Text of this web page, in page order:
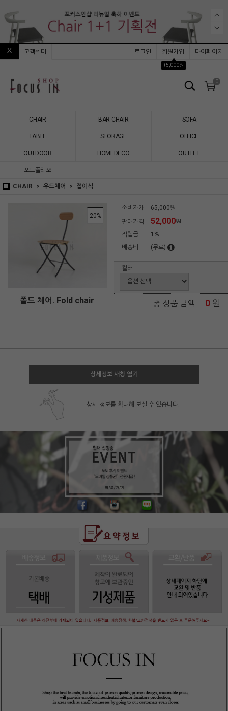
고객센터 로그인
회원가입
▲
+5,000원
마이페이지
0
CHAIR BAR CHAIR SOFA
TABLE STORAGE OFFICE
OUTDOOR HOMEDECO OUTLET
포트폴리오
CHAIR 우드체어 접이식
20%
폴드 체어. Fold chair
소비자가
65,000원
판매가격
52,000원
적립금
1%
배송비
(무료)
컬러
총 상품 금액 0 원
상세정보 새창 열기
상세 정보를 확대해 보실 수 있습니다.